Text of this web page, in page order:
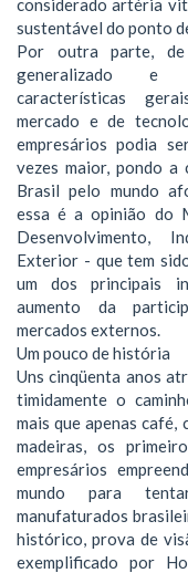
sustentável do ponto
Por outra parte,
generalizado e
características
mercado e de
empresários podia
vezes maior, pondo
Brasil pelo mundo
essa é a opinião do
Desenvolvimento,
Exterior - que tem
um dos principais
aumento da
mercados externos.
Um pouco de história
Uns cinqüenta anos
timidamente o
mais que apenas café,
madeiras, os
empresários
mundo para
manufaturados
histórico, prova de
exemplificado por